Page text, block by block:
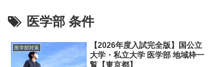
医学部 条件
医学部対策
【2026年度入試完全版】国公立
大学・私立大学 医学部 地域枠一
覧【東京都】